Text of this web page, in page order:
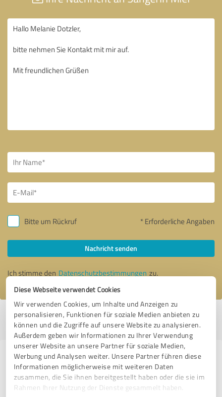
Diese Webseite verwendet Cookies
Wir verwenden Cookies, um Inhalte und Anzeigen zu
personalisieren, Funktionen für soziale Medien anbieten zu
können und die Zugriffe auf unsere Website zu analysieren.
Außerdem geben wir Informationen zu Ihrer Verwendung
unserer Website an unsere Partner für soziale Medien,
Werbung und Analysen weiter. Unsere Partner führen diese
Informationen möglicherweise mit weiteren Daten
zusammen, die Sie ihnen bereitgestellt haben oder die sie im
Rahmen Ihrer Nutzung der Dienste gesammelt haben.
Bitte um Rückruf * Erforderliche Angaben
Nachricht senden
Ich stimme den Datenschutzbestimmungen zu.
Profil aktiv seit 29.06.2018 |Letzte Aktualisierung: 04.08.2026|Profil
melden
Erfahrungen zu weiteren
Anbietern aus dem Bereich Events
& Entertainment